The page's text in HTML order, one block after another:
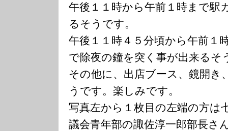
午後１１時から午前１時まで駅
るそうです。
午後１１時４５分頃から午前１
で除夜の鐘を突く事が出来るそ
その他に、出店ブース、鏡開き
うです。楽しみです。
写真左から１枚目の左端の方は
議会青年部の諏佐淳一郎部長さ